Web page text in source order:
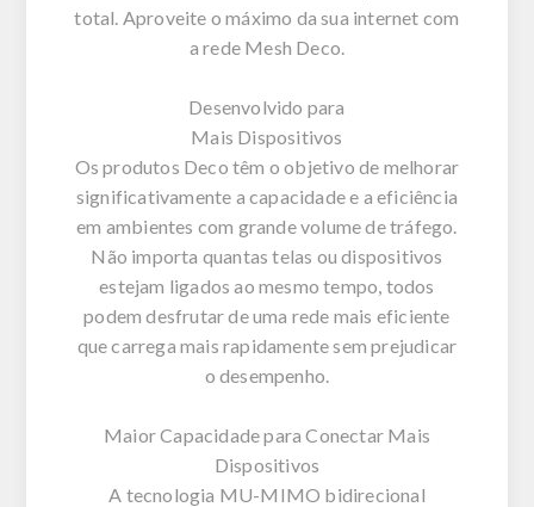
total. Aproveite o máximo da sua internet com
a rede Mesh Deco.
Desenvolvido para
Mais Dispositivos
Os produtos Deco têm o objetivo de melhorar
significativamente a capacidade e a eficiência
em ambientes com grande volume de tráfego.
Não importa quantas telas ou dispositivos
estejam ligados ao mesmo tempo, todos
podem desfrutar de uma rede mais eficiente
que carrega mais rapidamente sem prejudicar
o desempenho.
Maior Capacidade para Conectar Mais
Dispositivos
A tecnologia MU-MIMO bidirecional